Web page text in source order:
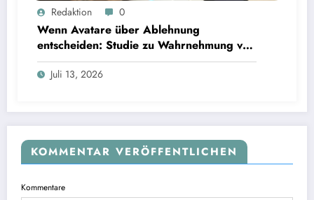
Wenn Avatare über Ablehnung entscheiden: Studie zu Wahrnehmung von Fairness bei KI-
InterviewsRedaktion 0
Wenn Avatare über Ablehnung
entscheiden: Studie zu Wahrnehmung von
Fairness bei KI-Interviews
Juli 13, 2026
KOMMENTAR VERÖFFENTLICHEN
Kommentare